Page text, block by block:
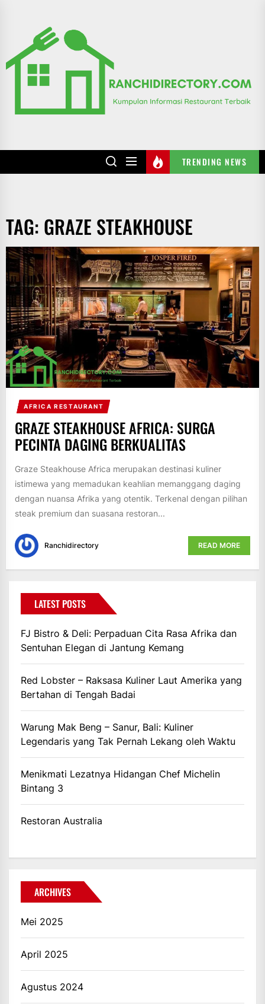
content
TRENDING NEWS
TAG: GRAZE STEAKHOUSE
AFRICA RESTAURANT
GRAZE STEAKHOUSE AFRICA: SURGA
PECINTA DAGING BERKUALITAS
Graze Steakhouse Africa merupakan destinasi kuliner
istimewa yang memadukan keahlian memanggang daging
dengan nuansa Afrika yang otentik. Terkenal dengan pilihan
steak premium dan suasana restoran...
Ranchidirectory READ MORE
LATEST POSTS
FJ Bistro & Deli: Perpaduan Cita Rasa Afrika dan
Sentuhan Elegan di Jantung Kemang
Red Lobster – Raksasa Kuliner Laut Amerika yang
Bertahan di Tengah Badai
Warung Mak Beng – Sanur, Bali: Kuliner
Legendaris yang Tak Pernah Lekang oleh Waktu
Menikmati Lezatnya Hidangan Chef Michelin
Bintang 3
Restoran Australia
ARCHIVES
Mei 2025
April 2025
Agustus 2024